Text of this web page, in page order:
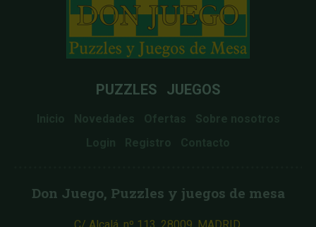
PUZZLES JUEGOS
Inicio Novedades Ofertas
Sobre nosotros
Login
Registro Contacto
Don Juego, Puzzles y juegos de mesa